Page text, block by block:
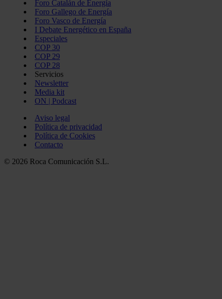
Foro Catalán de Energía
Foro Gallego de Energía
Foro Vasco de Energía
I Debate Energético en España
Especiales
COP 30
COP 29
COP 28
Servicios
Newsletter
Media kit
ON | Podcast
Aviso legal
Política de privacidad
Política de Cookies
Contacto
© 2026 Roca Comunicación S.L.